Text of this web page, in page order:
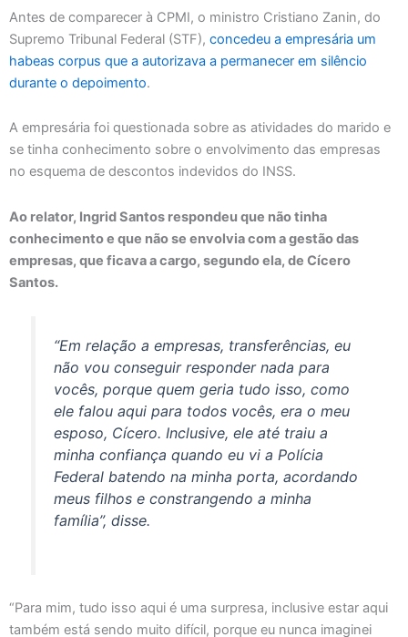
Antes de comparecer à CPMI, o ministro Cristiano Zanin, do
Supremo Tribunal Federal (STF), concedeu a empresária um
habeas corpus que a autorizava a permanecer em silêncio
durante o depoimento.
A empresária foi questionada sobre as atividades do marido e
se tinha conhecimento sobre o envolvimento das empresas
no esquema de descontos indevidos do INSS.
Ao relator, Ingrid Santos respondeu que não tinha
conhecimento e que não se envolvia com a gestão das
empresas, que ficava a cargo, segundo ela, de Cícero
Santos.
“Em relação a empresas, transferências, eu
não vou conseguir responder nada para
vocês, porque quem geria tudo isso, como
ele falou aqui para todos vocês, era o meu
esposo, Cícero. Inclusive, ele até traiu a
minha confiança quando eu vi a Polícia
Federal batendo na minha porta, acordando
meus filhos e constrangendo a minha
família”, disse.
“Para mim, tudo isso aqui é uma surpresa, inclusive estar aqui
também está sendo muito difícil, porque eu nunca imaginei